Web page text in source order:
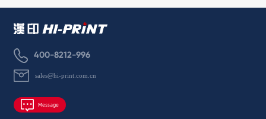
400-8212-996
sales@hi-print.com.cn
Message